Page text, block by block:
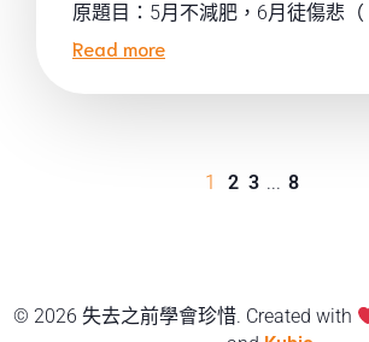
原題目：5月不減肥，6月徒傷悲（
Read more
1 2 3 ... 8
© 2026 失去之前學會珍惜. Created with